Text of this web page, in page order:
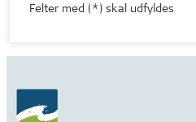
Felter med (*) skal udfyldes